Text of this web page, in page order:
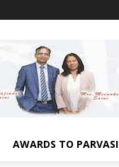
AWARDS TO PARVASI